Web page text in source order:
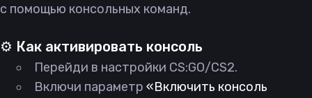
с помощью консольных команд.
⚙️ Как активировать консоль
Перейди в настройки CS:GO/CS2.
Включи параметр «Включить консоль